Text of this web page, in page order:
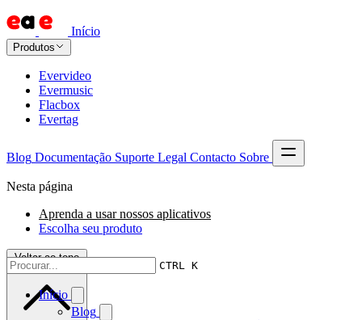
Início
Produtos
Evervideo
Evermusic
Flacbox
Evertag
Blog Documentação Suporte Legal Contacto Sobre
CTRL K
Início
Blog
Nesta página
Aprenda a usar nossos aplicativos
Escolha seu produto
Voltar ao topo